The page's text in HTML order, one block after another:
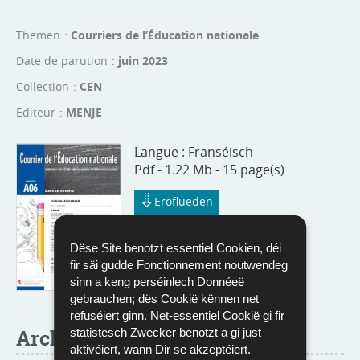
Dëse Site benotzt essentiel Cookien, déi
fir säi gudde Fonctionnement noutwendeg
sinn a keng perséinlech Donnéeë
gebrauchen; dës Cookië kënnen net
refuséiert ginn. Net-essentiel Cookië gi fir
statistesch Zwecker benotzt a gi just
aktivéiert, wann Dir se akzeptéiert.
Themen
Courriers de l’Éducation nationale
Date de parution
juin 2023
Collection
CEN
Editeur
MENJE
Langue : Franséisch
Pdf - 1.22 Mb - 15 page(s)
Eroflueden
Archive :